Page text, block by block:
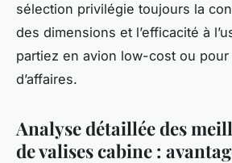
sélection privilégie toujours la
des dimensions et l’efficacité à
partiez en avion low-cost ou
d’affaires.
Analyse détaillée des
de valises cabine :